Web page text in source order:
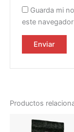
Guarda mi
este
Productos